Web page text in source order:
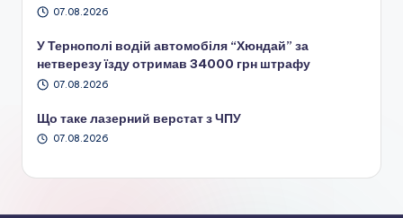
07.08.2026
У Тернополі водій автомобіля “Хюндай” за
нетверезу їзду отримав 34000 грн штрафу
07.08.2026
Що таке лазерний верстат з ЧПУ
07.08.2026